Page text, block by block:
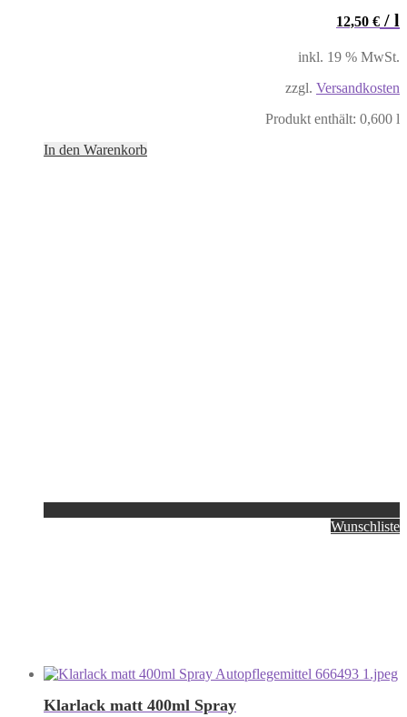
12,50 € / l
inkl. 19 % MwSt.
zzgl. Versandkosten
Produkt enthält: 0,600 l
In den Warenkorb
Wunschliste
Klarlack matt 400ml Spray